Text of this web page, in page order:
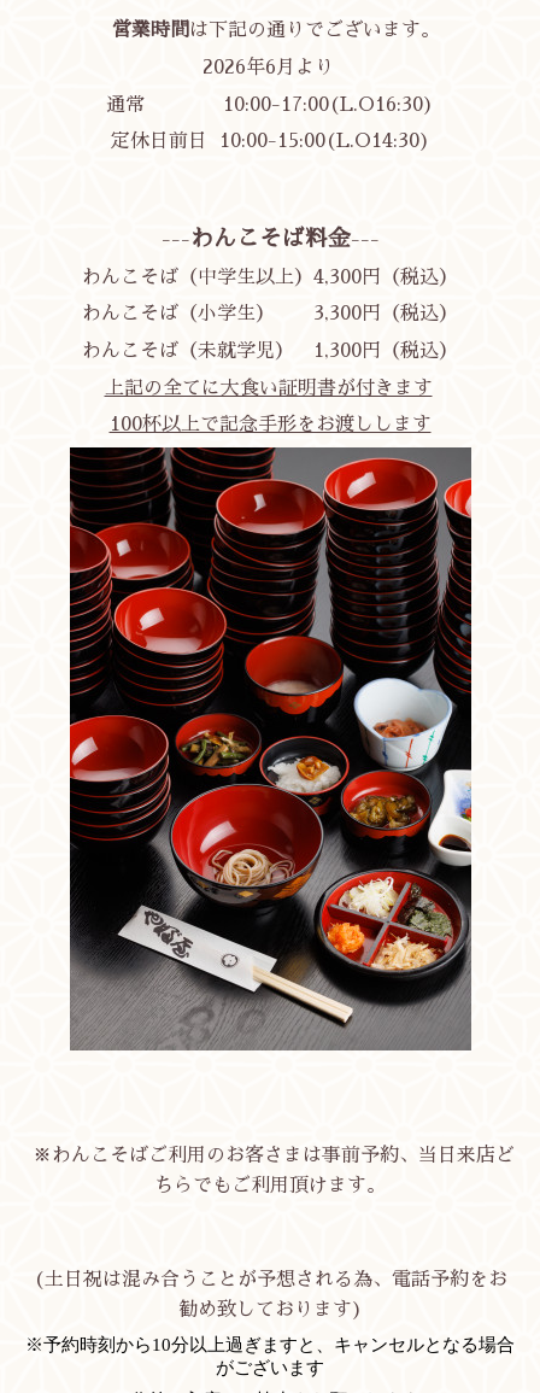
営業時間 は下記の通りでございます。
2026年6月より
通常 10:00-17:00(L.O16:30)
定休日前日 10:00-15:00( L.O14:30)
---わんこそば料金---
わんこそば（中学生以上）4,300円（税込）
わんこそば（小学生） 3,300円
（税込）
わんこそば（未就学児） 1,300円
（税込）
上記の全てに大食い証明書が付きます
100杯以上で記念手形をお渡しします
※わんこそばご利用のお客さまは事前予約、当日来店ど
ちらでもご利用頂けます。
(土日祝は混み合うことが予想される為、電話予約をお
勧め致しております)
※予約時刻から10分以上過ぎますと、キャンセルとなる場合
がございます